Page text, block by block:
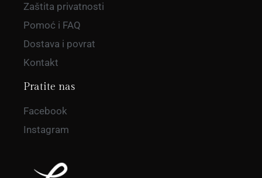
Zaštita privatnosti
Pomoć i FAQ
Dostava i povrat
Kontakt
Pratite nas
Facebook
Instagram